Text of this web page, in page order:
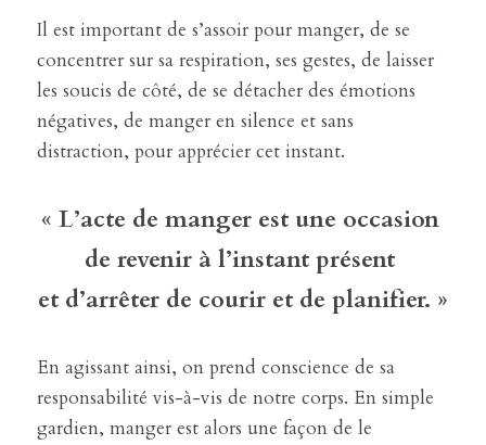
Il est important de s’assoir pour manger, de se
concentrer sur sa respiration, ses gestes, de laisser
les soucis de côté, de se détacher des émotions
négatives, de manger en silence et sans
distraction, pour apprécier cet instant.
« L’acte de manger est une occasion
de revenir à l’instant présent
et d’arrêter de courir et de planifier. »
En agissant ainsi, on prend conscience de sa
responsabilité vis-à-vis de notre corps. En simple
gardien, manger est alors une façon de le